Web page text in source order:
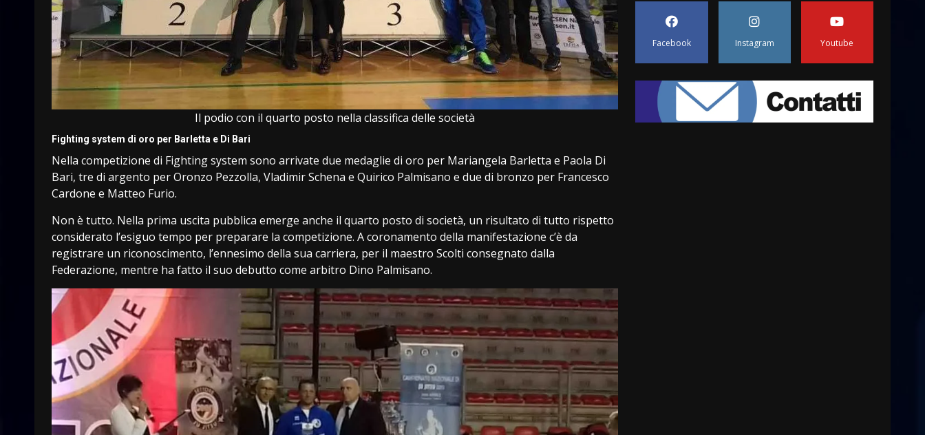
Il podio con il quarto posto nella classifica delle società
Fighting system di oro per Barletta e Di Bari
Nella competizione di Fighting system sono arrivate due medaglie di oro per Mariangela Barletta e Paola Di
Bari, tre di argento per Oronzo Pezzolla, Vladimir Schena e Quirico Palmisano e due di bronzo per Francesco
Cardone e Matteo Furio.
Non è tutto. Nella prima uscita pubblica emerge anche il quarto posto di società, un risultato di tutto rispetto
considerato l’esiguo tempo per preparare la competizione. A coronamento della manifestazione c’è da
registrare un riconoscimento, l’ennesimo della sua carriera, per il maestro Scolti consegnato dalla
Federazione, mentre ha fatto il suo debutto come arbitro Dino Palmisano.
Savelletri
8 Agosto 2026 11:00
Savelletri in festa, domani
Uccio De Santis
8 Agosto 2026 07:30
Facebook Instagram Youtube